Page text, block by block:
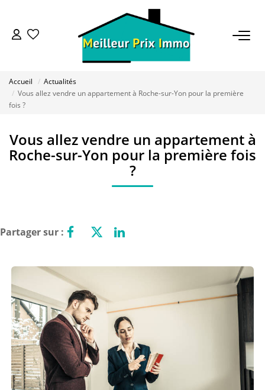
ACHETER
LOUER
ESTIMER
FONDS DE COMMERCE
Qui Sommes-Nous
L’équipe
Nous Rejoindre
CONTACT
Accueil
Actualités
Vous allez vendre un appartement à Roche-sur-Yon pour la première
fois ?
Vous allez vendre un appartement à
Roche-sur-Yon pour la première fois
?
Partager sur :